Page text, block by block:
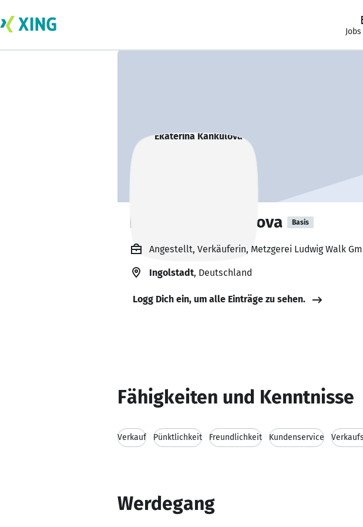
Ekaterina Kankulova Basis
Angestellt, Verkäuferin, Metzgerei Ludwig Walk
Ingolstadt, Deutschland
Logg Dich ein, um alle Einträge zu sehen.
Fähigkeiten und Kenntnisse
Verkauf Pünktlichkeit Freundlichkeit Kundenservice
Werdegang